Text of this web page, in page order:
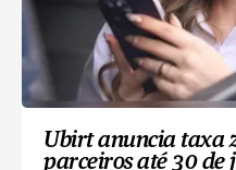
Ubirt anuncia taxa
parceiros até 30 de